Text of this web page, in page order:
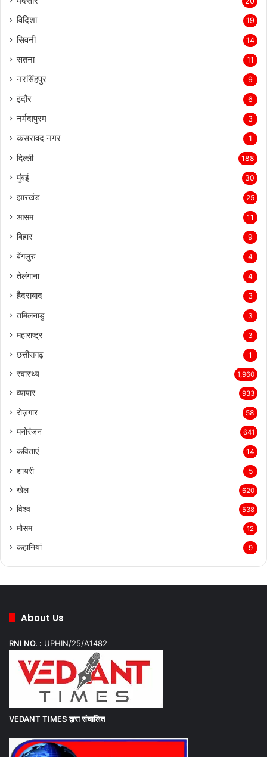
विदिशा 19
सिवनी 14
सतना 11
नरसिंहपुर 9
इंदौर 6
नर्मदापुरम 3
कसरावद नगर 1
दिल्ली 188
मुंबई 30
झारखंड 25
आसम 11
बिहार 9
बेंगलुरु 4
तेलंगाना 4
हैदराबाद 3
तमिलनाडु 3
महाराष्ट्र 3
छत्तीसगढ़ 1
स्वास्थ्य 1,960
व्यापार 933
रोज़गार 58
मनोरंजन 641
कविताएं 14
शायरी 5
खेल 620
विश्व 538
मौसम 12
कहानियां 9
About Us
RNI NO. : UPHIN/25/A1482
VEDANT TIMES द्वारा संचालित